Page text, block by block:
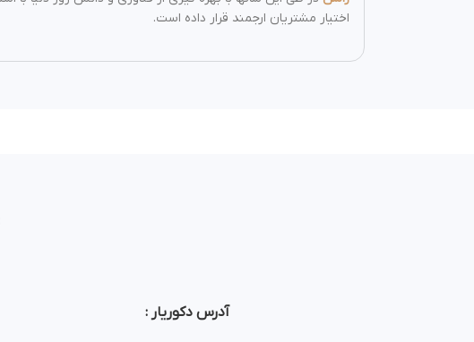
اختیار مشتریان ارجمند قرار داده است.
آدرس دکوریار :